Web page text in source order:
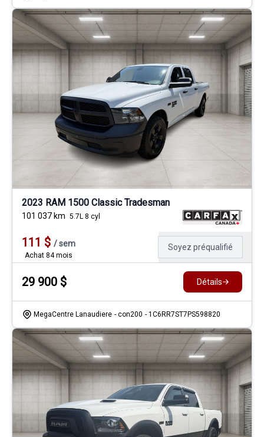
2023 RAM 1500 Classic Tradesman
101 037km 5.7L 8 cyl
111 $ /sem
Achat 84 mois
Soyez préqualifié
29 900 $ Détails
MegaCentre Lanaudiere - con200 - 1C6RR7ST7PS598820